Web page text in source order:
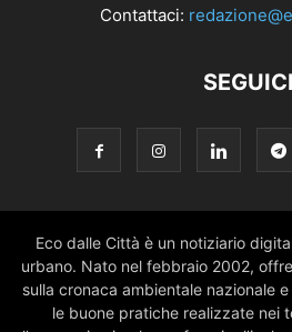
Contattaci:
SEGUICI
Eco dalle Città è un notiziario
urbano. Nato nel febbraio 2002,
sulla cronaca ambientale nazionale
le buone pratiche realizzate nei